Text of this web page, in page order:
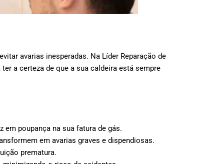
avarias inesperadas. Na Líder Reparação de
a certeza de que a sua caldeira está sempre
em poupança na sua fatura de gás.
em avarias graves e dispendiosas.
prematura.